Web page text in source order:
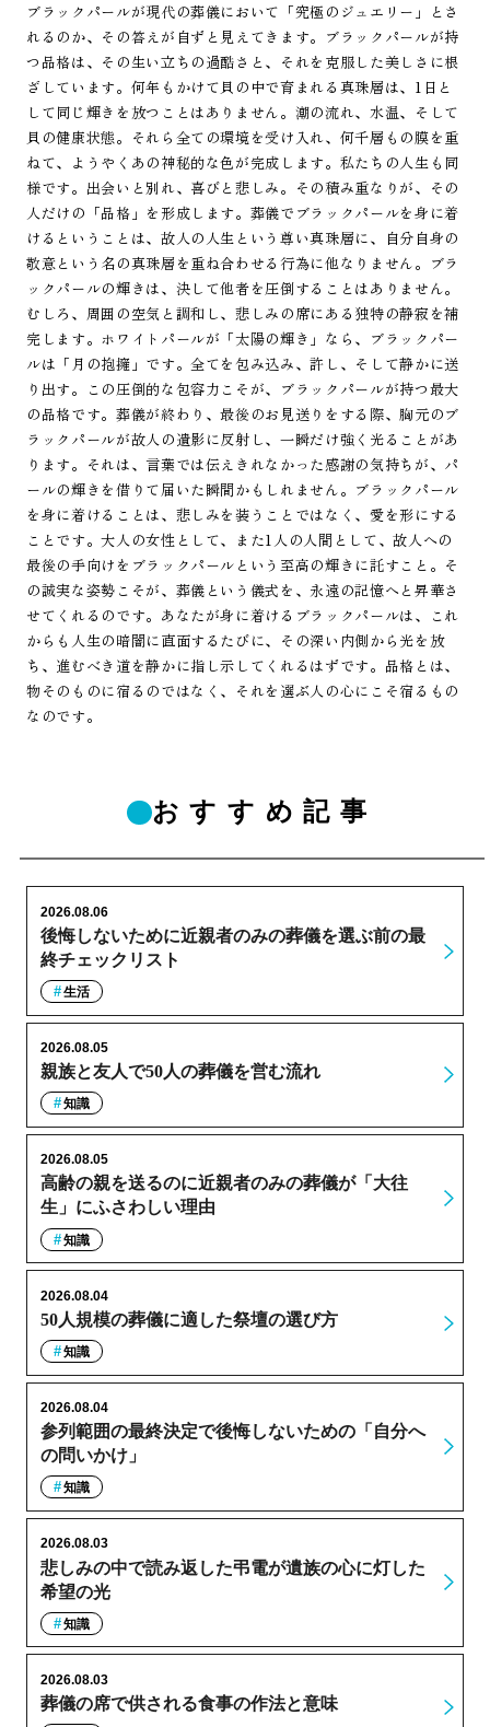
ブラックパールが現代の葬儀において「究極のジュエリー」とさ
れるのか、その答えが自ずと見えてきます。ブラックパールが持
つ品格は、その生い立ちの過酷さと、それを克服した美しさに根
ざしています。何年もかけて貝の中で育まれる真珠層は、1日と
して同じ輝きを放つことはありません。潮の流れ、水温、そして
貝の健康状態。それら全ての環境を受け入れ、何千層もの膜を重
ねて、ようやくあの神秘的な色が完成します。私たちの人生も同
様です。出会いと別れ、喜びと悲しみ。その積み重なりが、その
人だけの「品格」を形成します。葬儀でブラックパールを身に着
けるということは、故人の人生という尊い真珠層に、自分自身の
敬意という名の真珠層を重ね合わせる行為に他なりません。ブラ
ックパールの輝きは、決して他者を圧倒することはありません。
むしろ、周囲の空気と調和し、悲しみの席にある独特の静寂を補
完します。ホワイトパールが「太陽の輝き」なら、ブラックパー
ルは「月の抱擁」です。全てを包み込み、許し、そして静かに送
り出す。この圧倒的な包容力こそが、ブラックパールが持つ最大
の品格です。葬儀が終わり、最後のお見送りをする際、胸元のブ
ラックパールが故人の遺影に反射し、一瞬だけ強く光ることがあ
ります。それは、言葉では伝えきれなかった感謝の気持ちが、パ
ールの輝きを借りて届いた瞬間かもしれません。ブラックパール
を身に着けることは、悲しみを装うことではなく、愛を形にする
ことです。大人の女性として、また1人の人間として、故人への
最後の手向けをブラックパールという至高の輝きに託すこと。そ
の誠実な姿勢こそが、葬儀という儀式を、永遠の記憶へと昇華さ
せてくれるのです。あなたが身に着けるブラックパールは、これ
からも人生の暗闇に直面するたびに、その深い内側から光を放
ち、進むべき道を静かに指し示してくれるはずです。品格とは、
物そのものに宿るのではなく、それを選ぶ人の心にこそ宿るもの
なのです。
おすすめ記事
後悔しないために近親者のみの葬儀を選ぶ前の最
終チェックリスト
2026.08.06
生活
親族と友人で50人の葬儀を営む流れ
2026.08.05
知識
高齢の親を送るのに近親者のみの葬儀が「大往
生」にふさわしい理由
2026.08.05
知識
50人規模の葬儀に適した祭壇の選び方
2026.08.04
知識
参列範囲の最終決定で後悔しないための「自分へ
の問いかけ」
2026.08.04
知識
悲しみの中で読み返した弔電が遺族の心に灯した
希望の光
2026.08.03
知識
葬儀の席で供される食事の作法と意味
2026.08.03